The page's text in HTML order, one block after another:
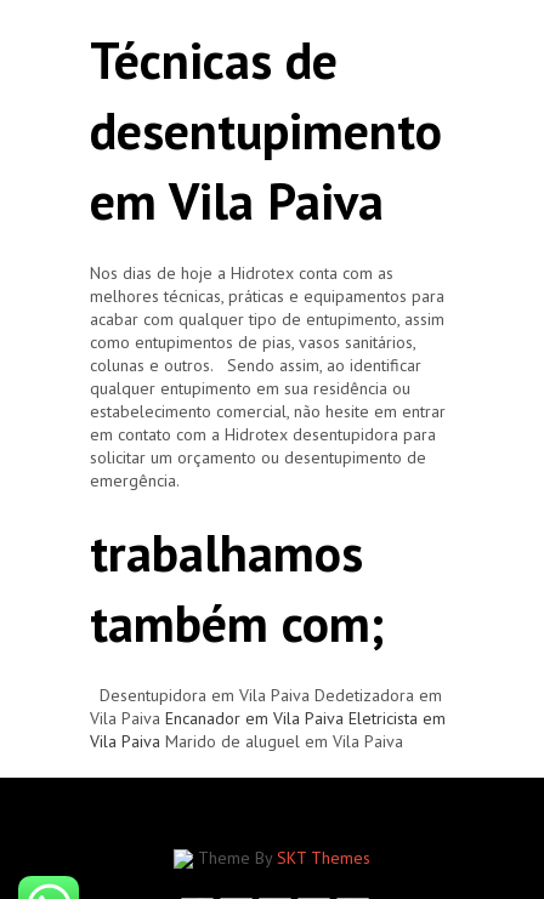
Técnicas de
desentupimento
em Vila Paiva
Nos dias de hoje a Hidrotex conta com as
melhores técnicas, práticas e equipamentos para
acabar com qualquer tipo de entupimento, assim
como entupimentos de pias, vasos sanitários,
colunas e outros. Sendo assim, ao identificar
qualquer entupimento em sua residência ou
estabelecimento comercial, não hesite em entrar
em contato com a Hidrotex desentupidora para
solicitar um orçamento ou desentupimento de
emergência.
trabalhamos
também com;
Desentupidora em Vila Paiva Dedetizadora em
Vila Paiva Encanador em Vila Paiva Eletricista em
Vila Paiva Marido de aluguel em Vila Paiva
Theme By SKT Themes